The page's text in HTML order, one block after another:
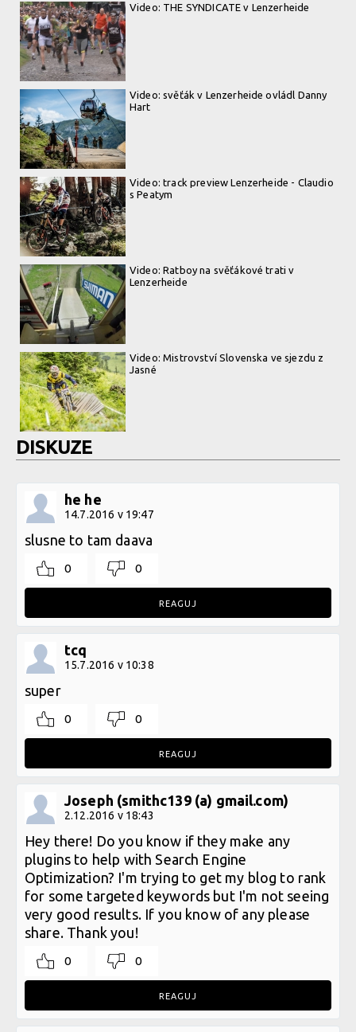
Video: THE SYNDICATE v Lenzerheide
Video: svěťák v Lenzerheide ovládl Danny
Hart
Video: track preview Lenzerheide - Claudio
s Peatym
Video: Ratboy na svěťákové trati v
Lenzerheide
Video: Mistrovství Slovenska ve sjezdu z
Jasné
DISKUZE
he he
14.7.2016 v 19:47
slusne to tam daava
0 0
REAGUJ
tcq
15.7.2016 v 10:38
super
0 0
REAGUJ
Joseph (smithc139 (a) gmail.com)
2.12.2016 v 18:43
Hey there! Do you know if they make any
plugins to help with Search Engine
Optimization? I'm trying to get my blog to rank
for some targeted keywords but I'm not seeing
very good results. If you know of any please
share. Thank you!
0 0
REAGUJ